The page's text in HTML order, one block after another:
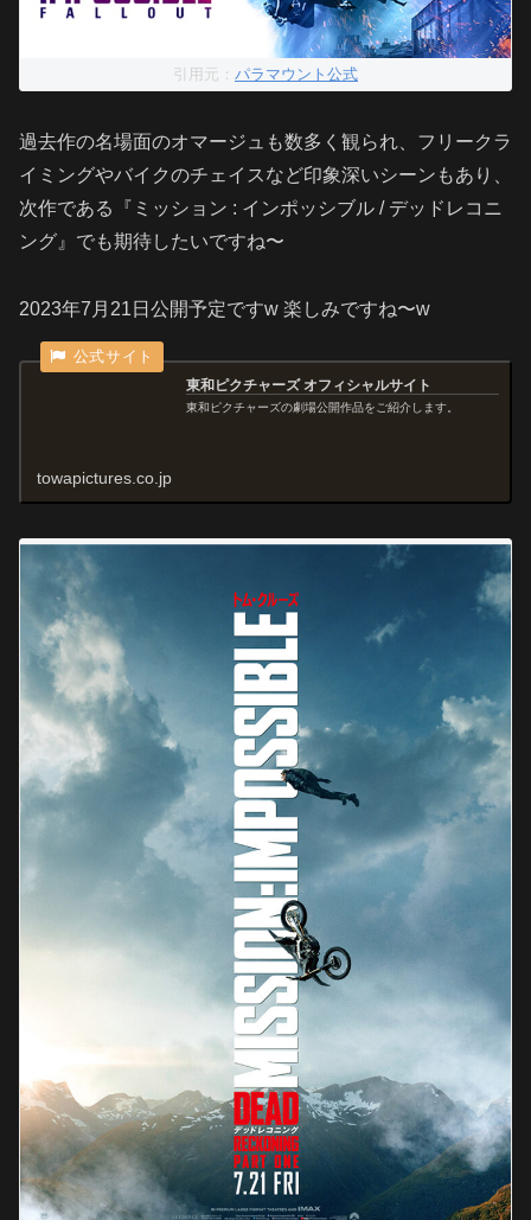
引用元： パラマウント公式
過去作の名場面のオマージュも数多く観られ、フリークラ
イミングやバイクのチェイスなど印象深いシーンもあり、
次作である『ミッション : インポッシブル / デッドレコニ
ング』でも期待したいですね〜
2023年7月21日公開予定ですw 楽しみですね〜w
東和ピクチャーズ オフィシャルサイト
東和ピクチャーズの劇場公開作品をご紹介します。
towapictures.co.jp